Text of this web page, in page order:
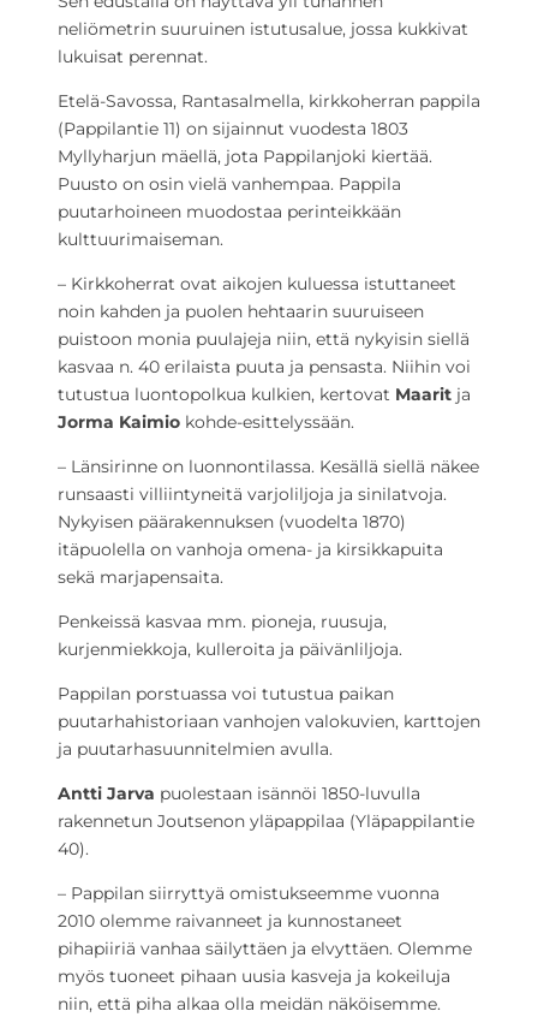
neliömetrin suuruinen istutusalue, jossa kukkivat
lukuisat perennat.
Etelä-Savossa, Rantasalmella, kirkkoherran pappila
(Pappilantie 11) on sijainnut vuodesta 1803
Myllyharjun mäellä, jota Pappilanjoki kiertää.
Puusto on osin vielä vanhempaa. Pappila
puutarhoineen muodostaa perinteikkään
kulttuurimaiseman.
– Kirkkoherrat ovat aikojen kuluessa istuttaneet
noin kahden ja puolen hehtaarin suuruiseen
puistoon monia puulajeja niin, että nykyisin siellä
kasvaa n. 40 erilaista puuta ja pensasta. Niihin voi
tutustua luontopolkua kulkien, kertovat Maarit ja
Jorma Kaimio kohde-esittelyssään.
– Länsirinne on luonnontilassa. Kesällä siellä näkee
runsaasti villiintyneitä varjoliljoja ja sinilatvoja.
Nykyisen päärakennuksen (vuodelta 1870)
itäpuolella on vanhoja omena- ja kirsikkapuita
sekä marjapensaita.
Penkeissä kasvaa mm. pioneja, ruusuja,
kurjenmiekkoja, kulleroita ja päivänliljoja.
Pappilan porstuassa voi tutustua paikan
puutarhahistoriaan vanhojen valokuvien, karttojen
ja puutarhasuunnitelmien avulla.
Antti Jarva puolestaan isännöi 1850-luvulla
rakennetun Joutsenon yläpappilaa (Yläpappilantie
40).
– Pappilan siirryttyä omistukseemme vuonna
2010 olemme raivanneet ja kunnostaneet
pihapiiriä vanhaa säilyttäen ja elvyttäen. Olemme
myös tuoneet pihaan uusia kasveja ja kokeiluja
niin, että piha alkaa olla meidän näköisemme.